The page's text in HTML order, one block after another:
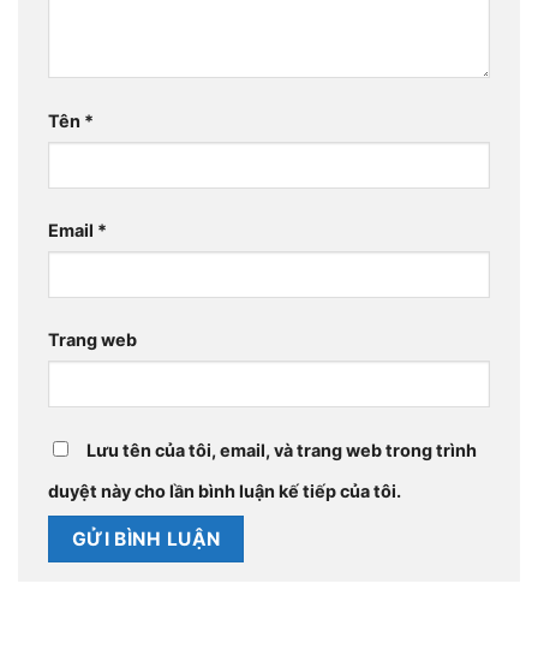
Tên *
Email *
Trang web
Lưu tên của tôi, email, và trang web trong trình
duyệt này cho lần bình luận kế tiếp của tôi.